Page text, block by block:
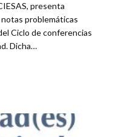
presenta
problemáticas
Ciclo de conferencias
Dicha…